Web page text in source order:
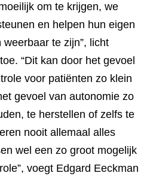
om te krijgen, we
en helpen hun eigen
te zijn”, licht
“Dit kan door het gevoel
voor patiënten zo klein
gevoel van autonomie zo
te herstellen of zelfs te
nooit allemaal alles
wel een zo groot mogelijk
voegt Edgard Eeckman